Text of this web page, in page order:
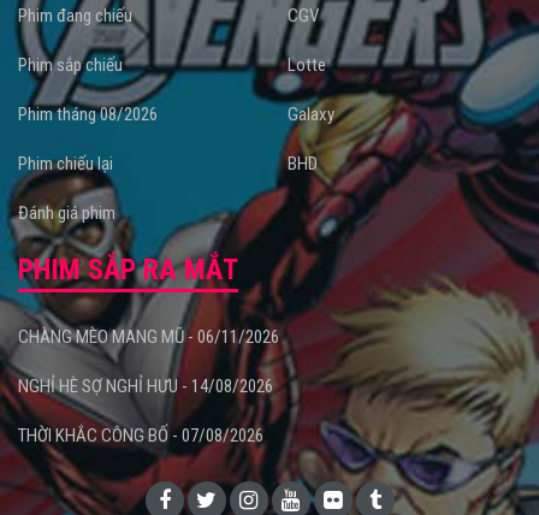
Phim đang chiếu
Phim sắp chiếu
Phim tháng 08/2026
Phim chiếu lại
Đánh giá phim
CGV
Lotte
Galaxy
BHD
PHIM SẮP RA MẮT
CHÀNG MÈO MANG MŨ - 06/11/2026
NGHỈ HÈ SỢ NGHỈ HƯU - 14/08/2026
THỜI KHẮC CÔNG BỐ - 07/08/2026